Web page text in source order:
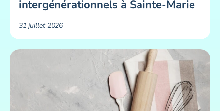
intergénérationnels à Sainte-Marie
31 juillet 2026